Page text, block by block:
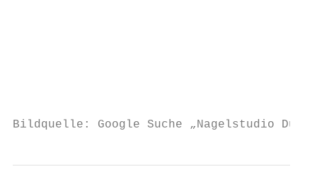
Bildquelle: Google Suche „Nagelstudio